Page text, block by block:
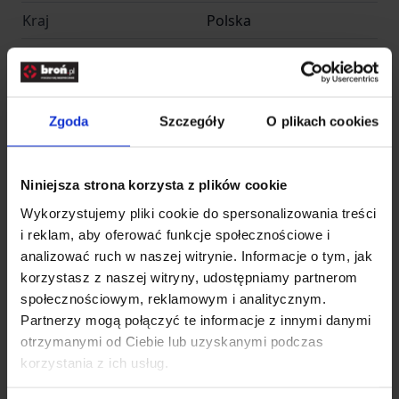
Zgoda Szczegóły O plikach cookies
Niniejsza strona korzysta z plików cookie
Wykorzystujemy pliki cookie do spersonalizowania treści
i reklam, aby oferować funkcje społecznościowe i
analizować ruch w naszej witrynie. Informacje o tym, jak
korzystasz z naszej witryny, udostępniamy partnerom
społecznościowym, reklamowym i analitycznym.
Partnerzy mogą połączyć te informacje z innymi danymi
otrzymanymi od Ciebie lub uzyskanymi podczas
korzystania z ich usług.
Kraj
Polska
Adres
Miasto
Wrocław
Pliki do pobrania